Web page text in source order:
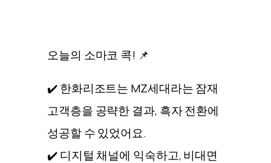
오늘의 소마코 콕! 📌
✔️ 한화리조트는 MZ세대라는 잠재
고객층을 공략한 결과, 흑자 전환에
성공할 수 있었어요.
✔️ 디지털 채널에 익숙하고, 비대면